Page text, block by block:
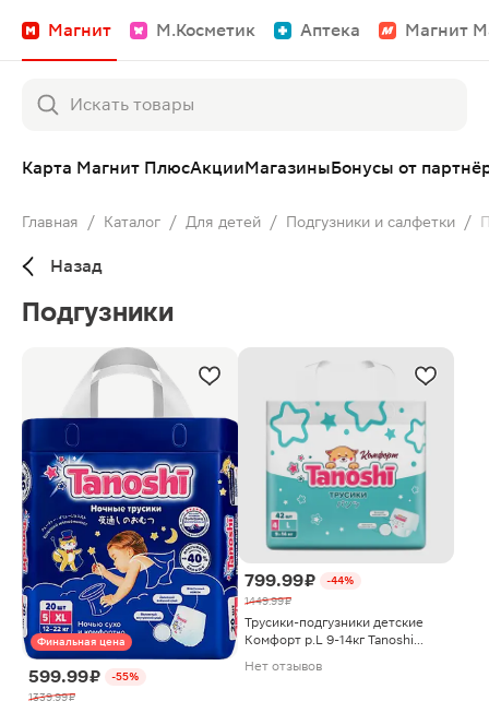
Магнит М.Косметик Аптека Магнит
Карта Магнит ПлюсАкцииМагазиныБонусы от
Главная / Каталог / Для детей / Подгузники и салфетки /
Назад
Подгузники
Финальная цена
599.99 ₽
-55%
1339.99 ₽
799.99 ₽
-44%
1449.99 ₽
Трусики-подгузники детские
Комфорт р.L 9-14кг Tanoshi
Нет отзывов